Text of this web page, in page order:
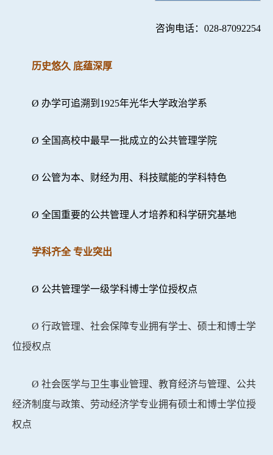
咨询电话：028-87092254
历史悠久 底蕴深厚
Ø 办学可追溯到 1925年光华大学政治学系
Ø 全国高校中最早一批成立的公共管理学院
Ø 公管为本、财经为用、科技赋能的学科特色
Ø 全国重要的公共管理人才培养和科学研究基地
学科齐全 专业突出
Ø 公共管理学一级学科博士学位授权点
Ø 行政管理、社会保障专业拥有学士、硕士和博士学
位授权点
Ø 社会医学与卫生事业管理、教育经济与管理、公共
经济制度与政策、劳动经济学专业拥有硕士和博士学位授
权点